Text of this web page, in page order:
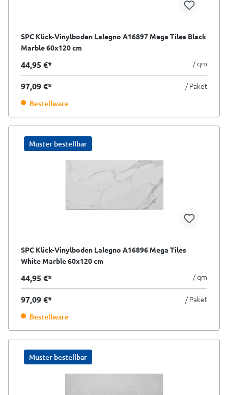
SPC Klick-Vinylboden Lalegno A16897 Mega Tiles Black
Marble 60x120 cm
44,95 €* / qm
97,09 €* / Paket
Bestellware
Muster bestellbar
SPC Klick-Vinylboden Lalegno A16896 Mega Tiles
White Marble 60x120 cm
44,95 €* / qm
97,09 €* / Paket
Bestellware
Muster bestellbar